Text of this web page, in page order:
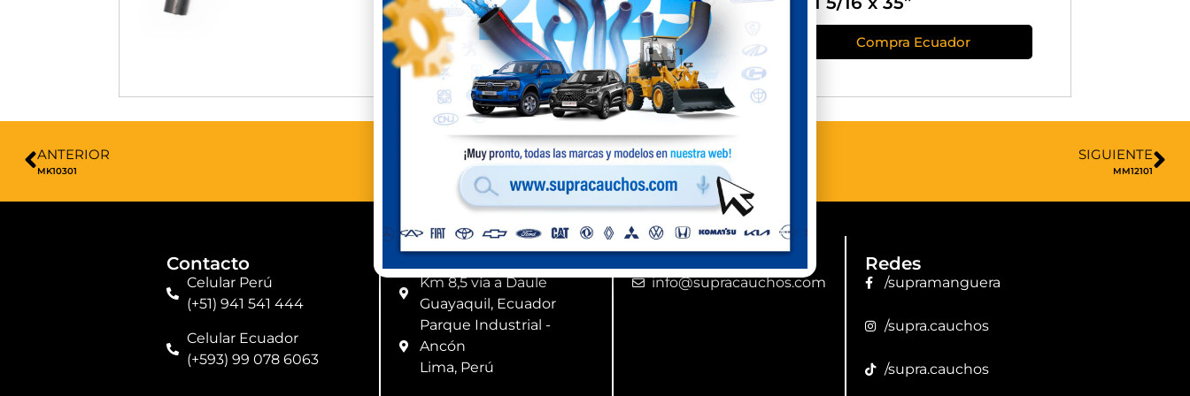
Compra Perú Compra Ecuador
ANTERIOR
MK10301
SIGUIENTE
MM12101
Contacto
Celular Perú
(+51) 941 541 444
Celular Ecuador
(+593) 99 078 6063
Km 8,5 vía a Daule
Guayaquil, Ecuador
Parque Industrial -
Ancón
Lima, Perú
info@supracauchos.com
Redes
/supramanguera
/supra.cauchos
/supra.cauchos